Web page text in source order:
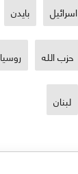
اسرائيل بايدن
حزب الله روسيا
لبنان